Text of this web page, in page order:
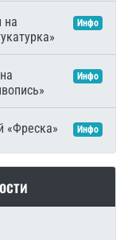
на
Инфо
Инфо
«Фреска» Инфо